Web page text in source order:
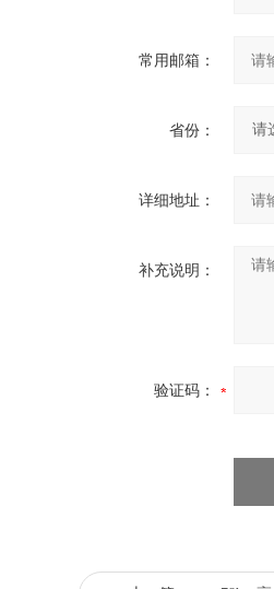
常用邮箱：
省份：
详细地址：
补充说明：
验证码：